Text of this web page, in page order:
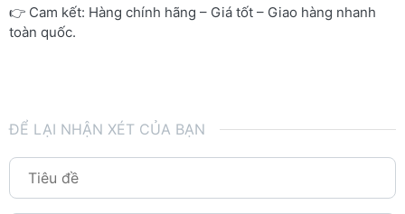
👉 Cam kết: Hàng chính hãng – Giá tốt – Giao hàng nhanh
toàn quốc.
ĐỂ LẠI NHẬN XÉT CỦA BẠN